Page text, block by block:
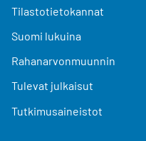
Tilastotietokannat
Suomi lukuina
Rahanarvonmuunnin
Tulevat julkaisut
Tutkimusaineistot